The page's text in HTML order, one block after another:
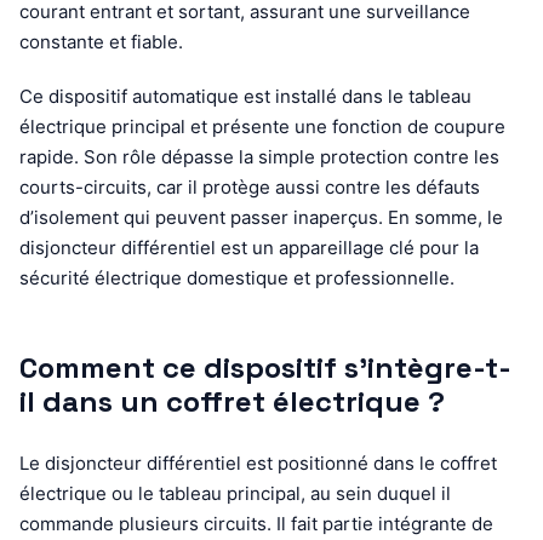
courant entrant et sortant, assurant une surveillance
constante et fiable.
Ce dispositif automatique est installé dans le tableau
électrique principal et présente une fonction de coupure
rapide. Son rôle dépasse la simple protection contre les
courts-circuits, car il protège aussi contre les défauts
d’isolement qui peuvent passer inaperçus. En somme, le
disjoncteur différentiel est un appareillage clé pour la
sécurité électrique domestique et professionnelle.
Comment ce dispositif s’intègre-t-
il dans un coffret électrique ?
Le disjoncteur différentiel est positionné dans le coffret
électrique ou le tableau principal, au sein duquel il
commande plusieurs circuits. Il fait partie intégrante de